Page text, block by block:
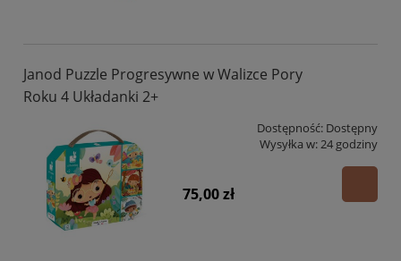
Janod Puzzle Progresywne w Walizce Pory
Roku 4 Układanki 2+
Dostępność: Dostępny
Wysyłka w:24 godziny
75,00 zł